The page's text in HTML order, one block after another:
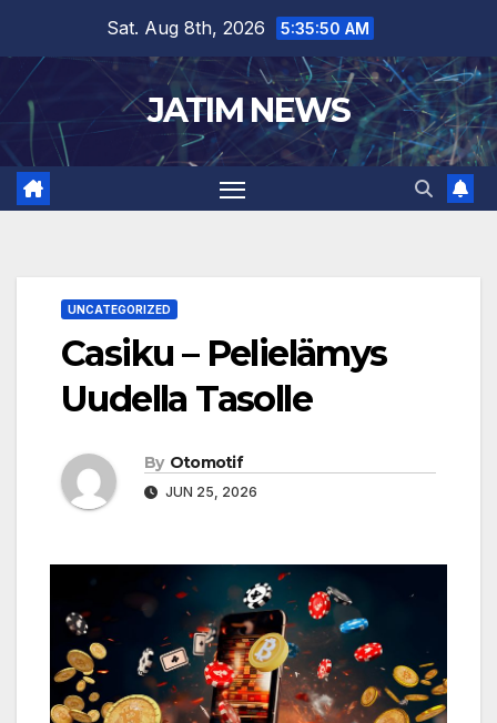
content
Sat. Aug 8th, 2026 5:35:51 AM
JATIM NEWS
UNCATEGORIZED
Casiku – Pelielämys
Uudella Tasolle
By Otomotif
JUN 25, 2026